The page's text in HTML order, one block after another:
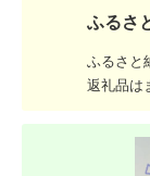
ふるさ
ふるさと
返礼品は